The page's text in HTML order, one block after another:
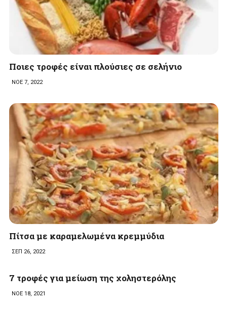
Ποιες τροφές είναι πλούσιες σε σελήνιο
ΝΟΕ 7, 2022
Πίτσα με καραμελωμένα κρεμμύδια
ΣΕΠ 26, 2022
7 τροφές για μείωση της χοληστερόλης
ΝΟΕ 18, 2021